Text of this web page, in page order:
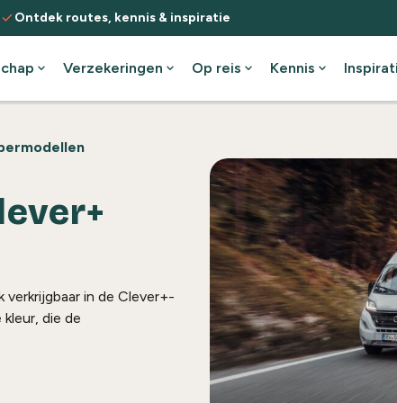
checkOntdek routes, kennis & inspiratie
expand_more Verzekeringen expand_more Op reis expand_more Kennis expand_more
in de Clever+-
die de